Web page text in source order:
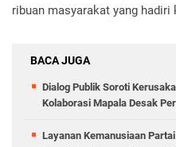
ribuan masyarakat yang hadiri
BACA JUGA
Dialog Publik Soroti
Kolaborasi Mapala Desak
Layanan Kemanusiaan